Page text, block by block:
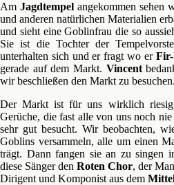
Am Jagdtempel angekommen sehen
und anderen natürlichen Materialien
und sieht eine Goblinfrau die so
Sie ist die Tochter der
unterhalten sich und er fragt wo er
gerade auf dem Markt. Vincent
wir beschließen den Markt zu besuchen.
Der Markt ist für uns wirklich
Gerüche, die fast alle von uns noch
sehr gut besucht. Wir beobachten,
Goblins versammeln, alle um einen
trägt. Dann fangen sie an zu singen
diese Sänger den Roten Chor, der
Dirigent und Komponist aus dem